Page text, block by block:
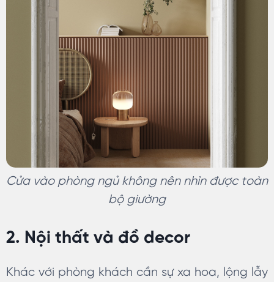
Cửa vào phòng ngủ không nên nhìn được toàn
bộ giường
2. Nội thất và đồ decor
Khác với phòng khách cần sự xa hoa, lộng lẫy